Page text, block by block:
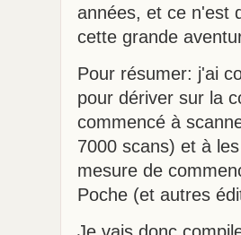
années, et ce n'est
cette grande
Pour résumer: j'ai
pour dériver sur la
commencé à
7000 scans) et à
mesure de
Poche (et autres